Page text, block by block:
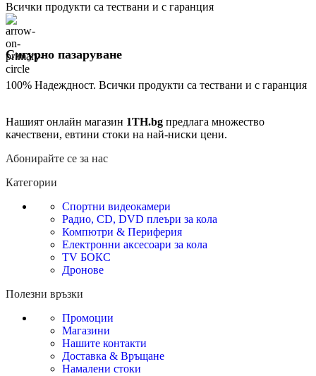
Всички продукти са тествани и с гаранция
Сигурно пазаруване
100% Надеждност. Всички продукти са тествани и с гаранция
Нашият онлайн магазин 1TH.bg предлага множество
качествени, евтини стоки на най-ниски цени.
Абонирайте се за нас
Категории
Спортни видеокамери
Радио, CD, DVD плеъри за кола
Компютри & Периферия
Електронни аксесоари за кола
TV БОКС
Дронове
Полезни връзки
Промоции
Магазини
Нашите контакти
Доставка & Връщане
Намалени стоки